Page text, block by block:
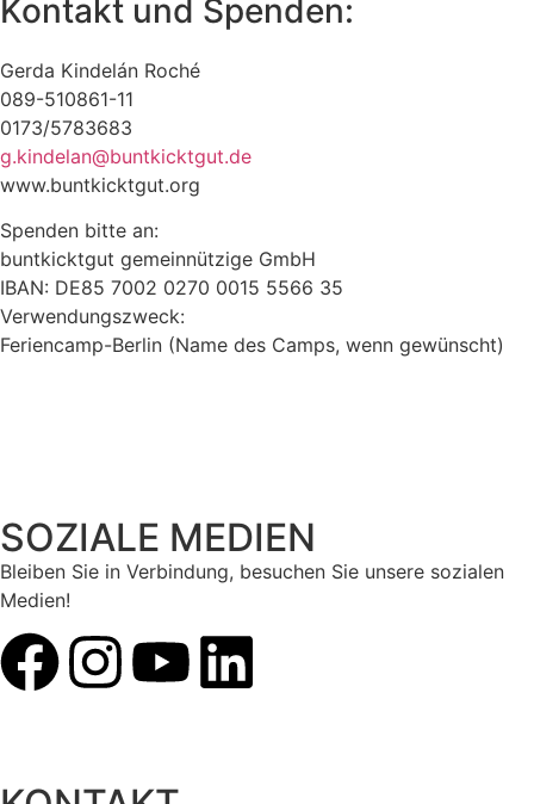
Kontakt und Spenden:
Gerda Kindelán Roché
089-510861-11
0173/5783683
g.kindelan@buntkicktgut.de
www.buntkicktgut.org
Spenden bitte an:
buntkicktgut gemeinnützige GmbH
IBAN: DE85 7002 0270 0015 5566 35
Verwendungszweck:
Feriencamp-Berlin (Name des Camps, wenn gewünscht)
SOZIALE MEDIEN
Bleiben Sie in Verbindung, besuchen Sie unsere sozialen
Medien!